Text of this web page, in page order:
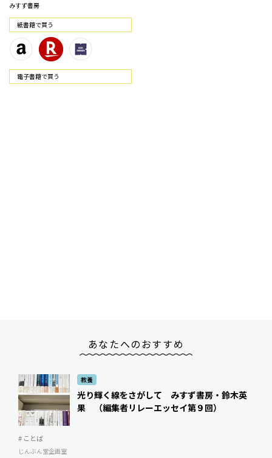
みすず書房
紙書籍で買う
電⼦書籍で買う
あなたへのおすすめ
教養
光り輝く線をさがして みすず書房・鈴木英
果 （編集者リレーエッセイ第９回）
# ことば
じんぶん堂企画室